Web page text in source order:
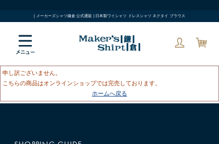
| メーカーズシャツ鎌倉 公式通販 | 日本製ワイシャツ ドレスシャツ ネクタイ ブラウス
申し訳ございません。
こちらの商品はオンラインショップでは完売しております。
ホームへ戻る